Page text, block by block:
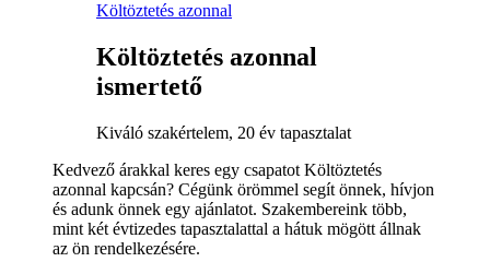
Költöztetés azonnal
Költöztetés azonnal
ismertető
Kiváló szakértelem, 20 év tapasztalat
Kedvező árakkal keres egy csapatot Költöztetés
azonnal kapcsán? Cégünk örömmel segít önnek, hívjon
és adunk önnek egy ajánlatot. Szakembereink több,
mint két évtizedes tapasztalattal a hátuk mögött állnak
az ön rendelkezésére.